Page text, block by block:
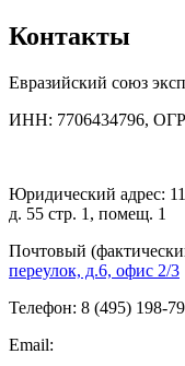
Контакты
Евразийский союз
ИНН: 7706434796,
Юридический адрес:
д. 55 стр. 1, помещ. 1
Почтовый
переулок, д.6, офис 2/3
Телефон: 8 (495) 198-
Email: